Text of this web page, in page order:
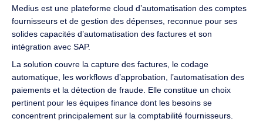
Medius est une plateforme cloud d’automatisation des comptes
fournisseurs et de gestion des dépenses, reconnue pour ses
solides capacités d’automatisation des factures et son
intégration avec SAP.
La solution couvre la capture des factures, le codage
automatique, les workflows d’approbation, l’automatisation des
paiements et la détection de fraude. Elle constitue un choix
pertinent pour les équipes finance dont les besoins se
concentrent principalement sur la comptabilité fournisseurs.